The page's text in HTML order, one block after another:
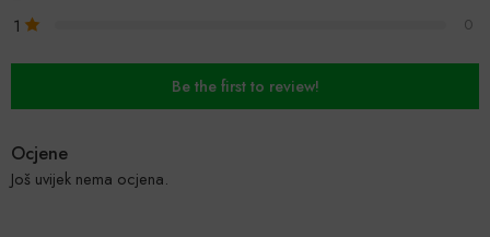
1 0
Be the first to review!
Ocjene
Još uvijek nema ocjena.